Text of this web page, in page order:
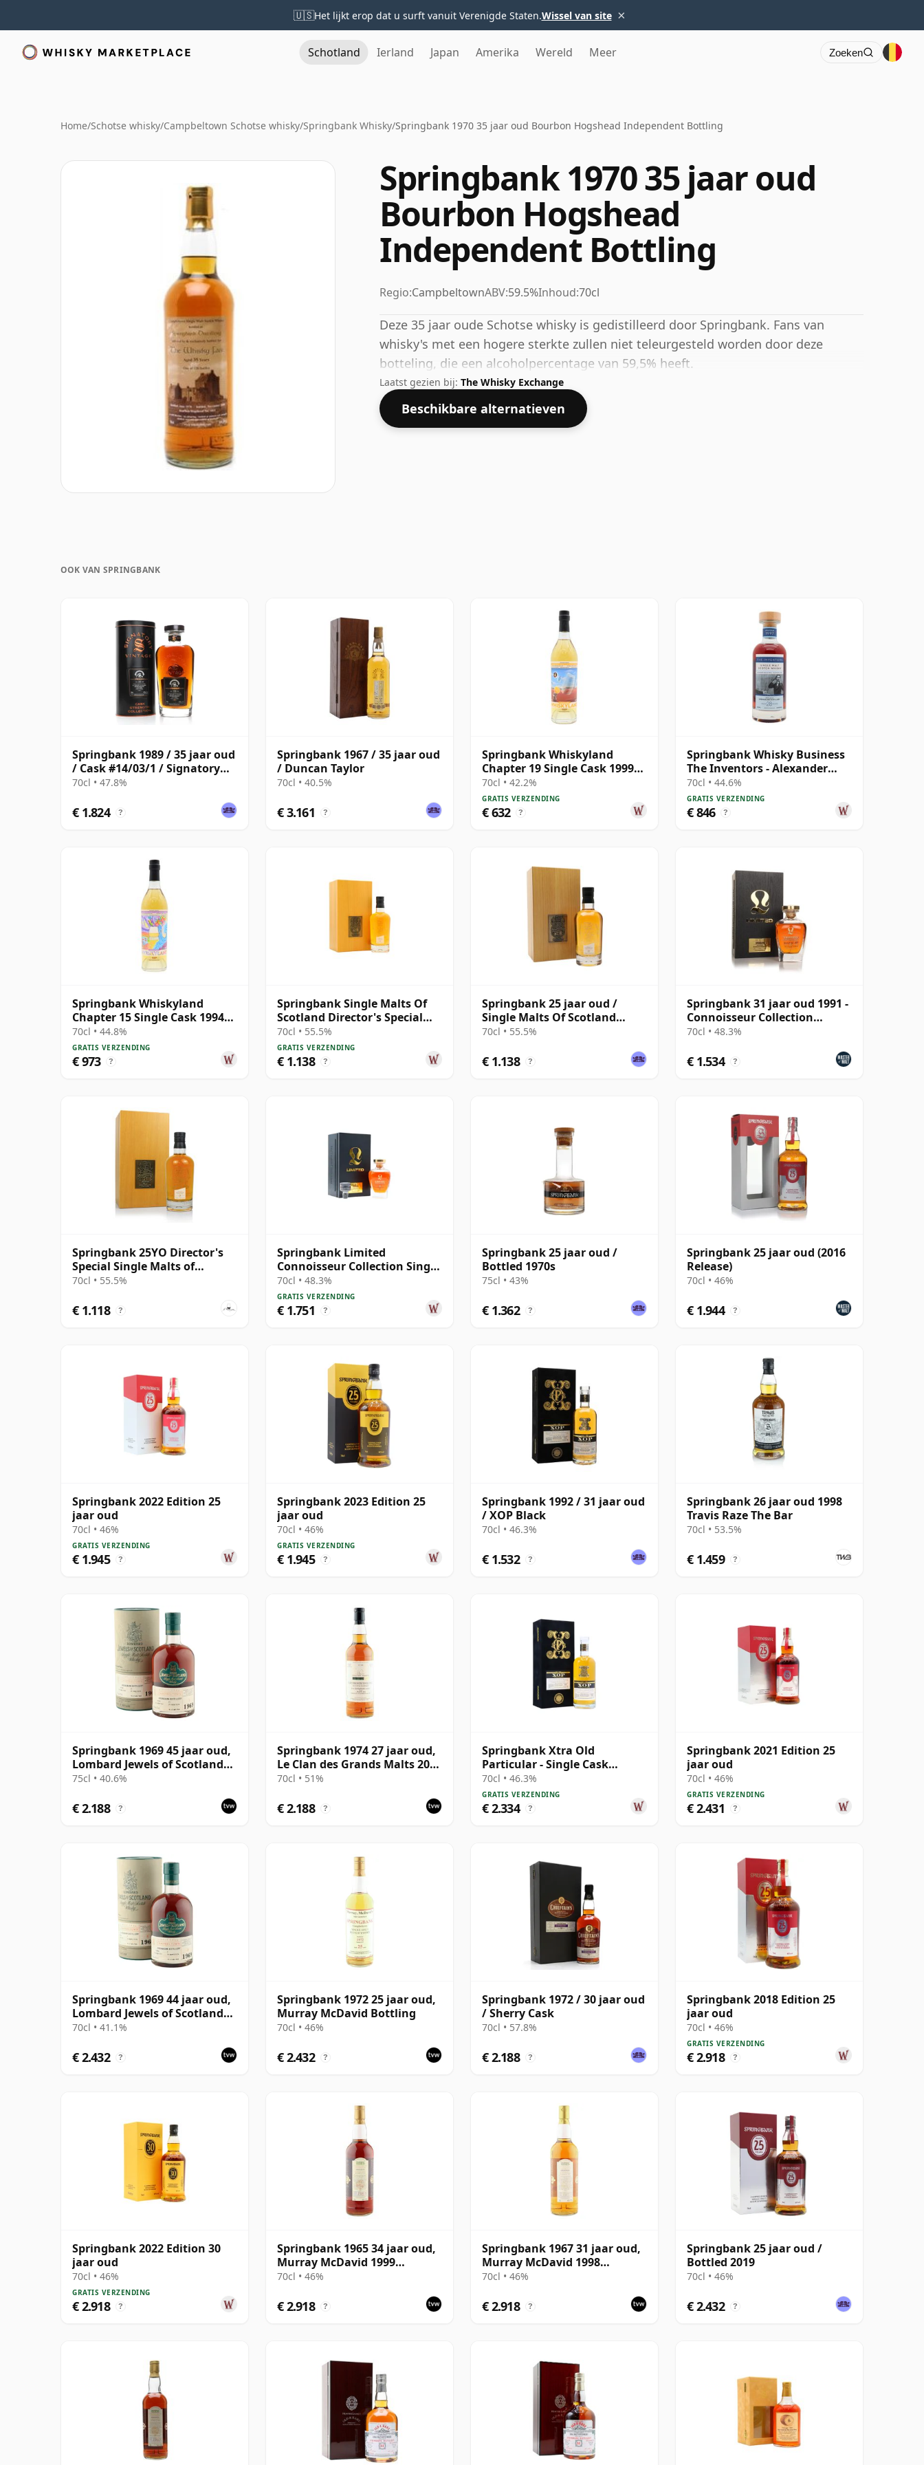
🇺🇸Het lijkt erop dat u surft vanuit Verenigde Staten.Wissel van site ×
Schotland Ierland Japan Amerika Wereld Meer Zoeken
Home/Schotse whisky/Campbeltown Schotse whisky/Springbank Whisky/Springbank 1970 35 jaar oud Bourbon Hogshead Independent Bottling
Springbank 1970 35 jaar oud
Bourbon Hogshead
Independent Bottling
Regio:CampbeltownABV:59.5%Inhoud:70cl
Deze 35 jaar oude Schotse whisky is gedistilleerd door Springbank. Fans van
whisky's met een hogere sterkte zullen niet teleurgesteld worden door deze
botteling, die een alcoholpercentage van 59,5% heeft.
Laatst gezien bij: The Whisky Exchange
Beschikbare alternatieven
OOK VAN SPRINGBANK
Springbank 1989 / 35 jaar oud
/ Cask #14/03/1 / Signatory
Symington’s Choice
70cl • 47.8%
€ 1.824 ?
Springbank 1967 / 35 jaar oud
/ Duncan Taylor
70cl • 40.5%
€ 3.161 ?
Springbank Whiskyland
Chapter 19 Single Cask 1999
25 jaar oud
70cl • 42.2%
GRATIS VERZENDING
€ 632 ?
Springbank Whisky Business
The Inventors - Alexander
Graham B 1997 28 jaar oud
70cl • 44.6%
GRATIS VERZENDING
€ 846 ?
Springbank Whiskyland
Chapter 15 Single Cask 1994
30 jaar oud
70cl • 44.8%
GRATIS VERZENDING
€ 973 ?
Springbank Single Malts Of
Scotland Director's Special
Scotch 25 jaar oud
70cl • 55.5%
GRATIS VERZENDING
€ 1.138 ?
Springbank 25 jaar oud /
Single Malts Of Scotland
Director's Special
70cl • 55.5%
€ 1.138 ?
Springbank 31 jaar oud 1991 -
Connoisseur Collection
(Limited)
70cl • 48.3%
€ 1.534 ?
Springbank 25YO Director's
Special Single Malts of
Scotland
70cl • 55.5%
€ 1.118 ?
Springbank Limited
Connoisseur Collection Single
Cask #230 1991 31 jaar oud
70cl • 48.3%
GRATIS VERZENDING
€ 1.751 ?
Springbank 25 jaar oud /
Bottled 1970s
75cl • 43%
€ 1.362 ?
Springbank 25 jaar oud (2016
Release)
70cl • 46%
€ 1.944 ?
Springbank 2022 Edition 25
jaar oud
70cl • 46%
GRATIS VERZENDING
€ 1.945 ?
Springbank 2023 Edition 25
jaar oud
70cl • 46%
GRATIS VERZENDING
€ 1.945 ?
Springbank 1992 / 31 jaar oud
/ XOP Black
70cl • 46.3%
€ 1.532 ?
Springbank 26 jaar oud 1998
Travis Raze The Bar
70cl • 53.5%
€ 1.459 ?
Springbank 1969 45 jaar oud,
Lombard Jewels of Scotland
2014 Bottling with Tube
75cl • 40.6%
€ 2.188 ?
Springbank 1974 27 jaar oud,
Le Clan des Grands Malts 2002
Bottling - Cask #2284
70cl • 51%
€ 2.188 ?
Springbank Xtra Old
Particular - Single Cask
#18281 1992 31 jaar oud
70cl • 46.3%
GRATIS VERZENDING
€ 2.334 ?
Springbank 2021 Edition 25
jaar oud
70cl • 46%
GRATIS VERZENDING
€ 2.431 ?
Springbank 1969 44 jaar oud,
Lombard Jewels of Scotland
2014 Bottling with Tube
70cl • 41.1%
€ 2.432 ?
Springbank 1972 25 jaar oud,
Murray McDavid Bottling
70cl • 46%
€ 2.432 ?
Springbank 1972 / 30 jaar oud
/ Sherry Cask
70cl • 57.8%
€ 2.188 ?
Springbank 2018 Edition 25
jaar oud
70cl • 46%
GRATIS VERZENDING
€ 2.918 ?
Springbank 2022 Edition 30
jaar oud
70cl • 46%
GRATIS VERZENDING
€ 2.918 ?
Springbank 1965 34 jaar oud,
Murray McDavid 1999
Bottling - Cask #580
70cl • 46%
€ 2.918 ?
Springbank 1967 31 jaar oud,
Murray McDavid 1998
Bottling - Cask #1314
70cl • 46%
€ 2.918 ?
Springbank 25 jaar oud /
Bottled 2019
70cl • 46%
€ 2.432 ?